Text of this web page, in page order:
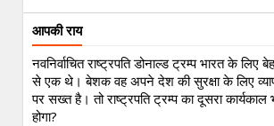
आपकी राय
नवनिर्वाचित राष्ट्रपति डोनाल्ड ट्रम्प भारत के लिए
से एक थे। बेशक वह अपने देश की सुरक्षा के लिए
पर सख्त है। तो राष्ट्रपति ट्रम्प का दूसरा
होगा?